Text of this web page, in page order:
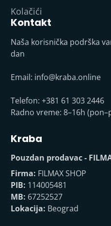
Kolačići
Kontakt
Naša korisnička podrška
dan
Email: info@kraba.online
Telefon: +381 61 303 2446
Radno vreme: 8–16h
Kraba
Pouzdan prodavac -
Firma: FILMAX SHOP
PIB: 114005481
MB: 67252527
Lokacija: Beograd